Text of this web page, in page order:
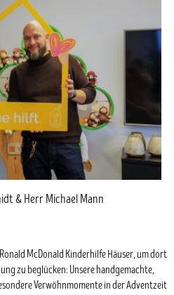
NEWS
VIDEOS
& Herr Michael Mann
McDonald Kinderhilfe Häuser, um dort
zu beglücken: Unsere handgemachte,
Verwöhnmomente in der Adventzeit